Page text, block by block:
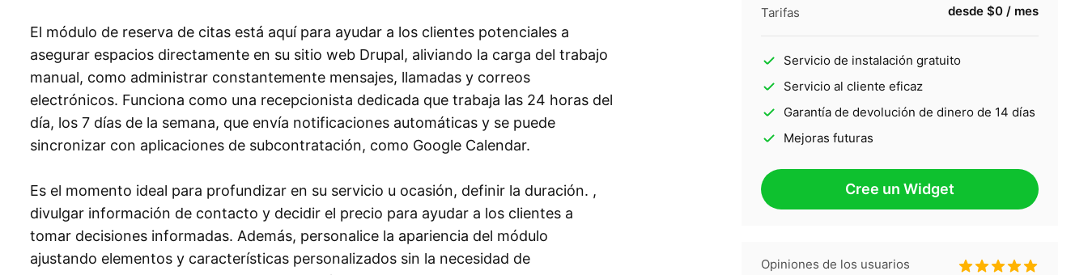
El módulo de reserva de citas está aquí para ayudar a los clientes potenciales a
asegurar espacios directamente en su sitio web Drupal, aliviando la carga del trabajo
manual, como administrar constantemente mensajes, llamadas y correos
electrónicos. Funciona como una recepcionista dedicada que trabaja las 24 horas del
día, los 7 días de la semana, que envía notificaciones automáticas y se puede
sincronizar con aplicaciones de subcontratación, como Google Calendar.
Es el momento ideal para profundizar en su servicio u ocasión, definir la duración. ,
divulgar información de contacto y decidir el precio para ayudar a los clientes a
tomar decisiones informadas. Además, personalice la apariencia del módulo
ajustando elementos y características personalizados sin la necesidad de
Tarifas desde $0 / mes
Servicio de instalación gratuito
Servicio al cliente eficaz
Garantía de devolución de dinero de 14 días
Mejoras futuras
Cree un Widget
Opiniones de los usuarios